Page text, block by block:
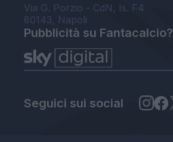
Via G. Porzio - CdN, Is. F4
80143, Napoli
Pubblicità su Fantacalcio?
Seguici sui social